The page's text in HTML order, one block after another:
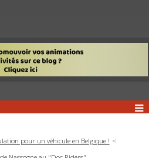
pour un véhicule en Belgique !